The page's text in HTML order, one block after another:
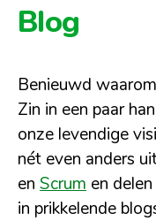
Blog
Benieuwd
Zin in een paar
onze levendige
nét even anders
en Scrum en
in prikkelende